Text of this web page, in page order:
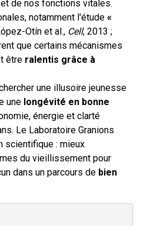
de nos fonctions vitales.
notamment l'étude «
Otín et al., Cell, 2013 ;
que certains mécanismes
être ralentis grâce à
une illusoire jeunesse
une longévité en bonne
énergie et clarté
Le Laboratoire Granions
scientifique : mieux
du vieillissement pour
dans un parcours de bien